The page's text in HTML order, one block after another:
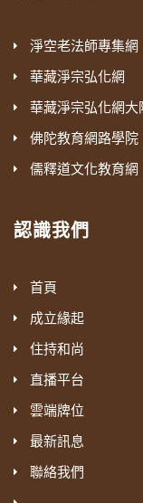
淨空老法師專集網
華藏淨宗弘化網
華藏淨宗弘化網大
佛陀教育網路學院
儒釋道文化教育網
認識我們
首頁
成立緣起
住持和尚
直播平台
雲端牌位
最新訊息
聯絡我們